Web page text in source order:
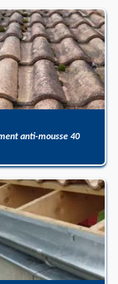
anti-mousse 40